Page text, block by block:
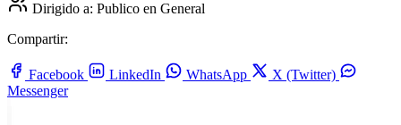
Dirigido a: Publico en General
Compartir:
Facebook LinkedIn WhatsApp
X (Twitter)
Messenger